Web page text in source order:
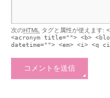
次のHTML タグと属性が使えます:
<acronym title=""> <b>
datetime=""> <em> <i> <q